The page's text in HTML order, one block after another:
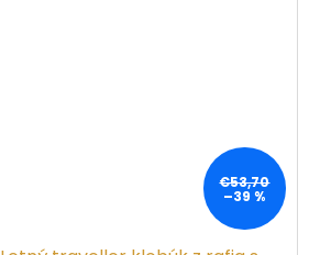
€53,70
–39 %